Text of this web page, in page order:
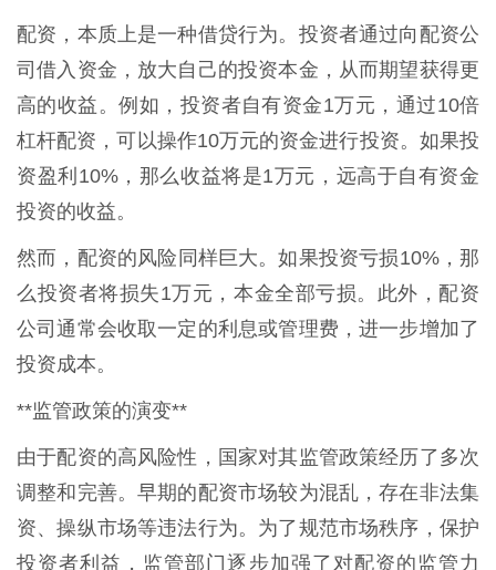
配资，本质上是一种借贷行为。投资者通过向配资公
司借入资金，放大自己的投资本金，从而期望获得更
高的收益。例如，投资者自有资金1万元，通过10倍
杠杆配资，可以操作10万元的资金进行投资。如果投
资盈利10%，那么收益将是1万元，远高于自有资金
投资的收益。
然而，配资的风险同样巨大。如果投资亏损10%，那
么投资者将损失1万元，本金全部亏损。此外，配资
公司通常会收取一定的利息或管理费，进一步增加了
投资成本。
**监管政策的演变**
由于配资的高风险性，国家对其监管政策经历了多次
调整和完善。早期的配资市场较为混乱，存在非法集
资、操纵市场等违法行为。为了规范市场秩序，保护
投资者利益，监管部门逐步加强了对配资的监管力